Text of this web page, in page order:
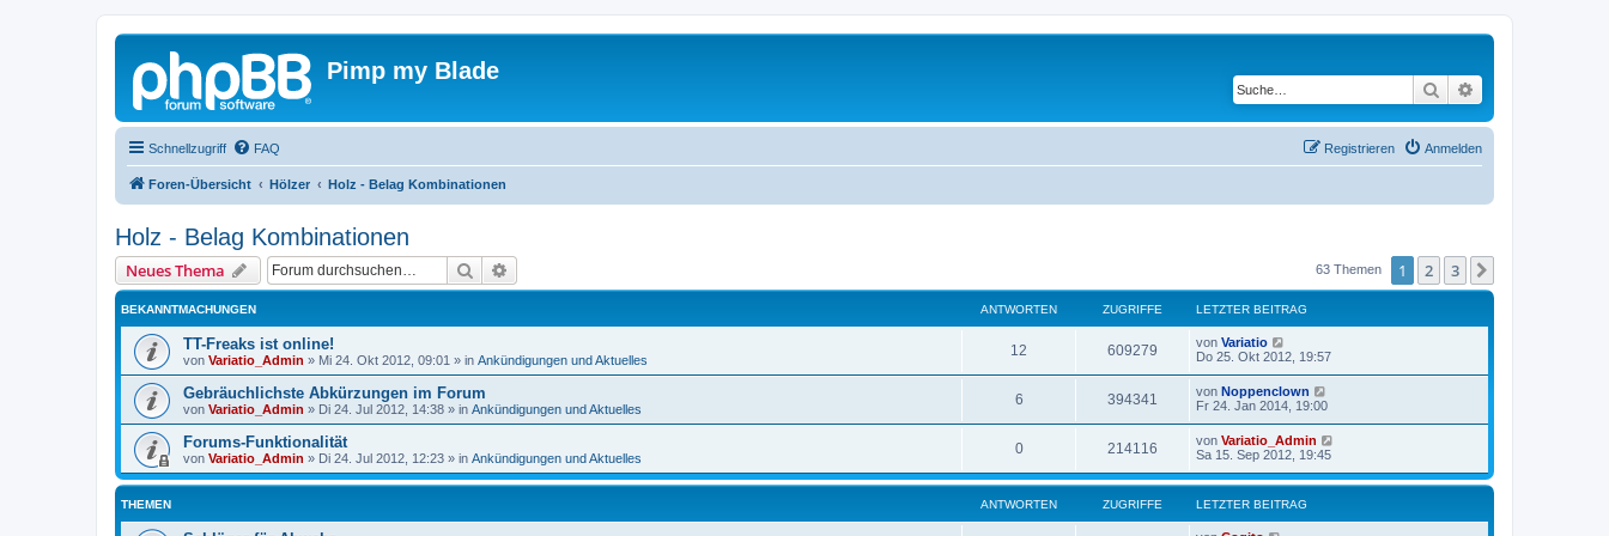
Pimp my Blade
Suche
Schnellzugriff FAQ Anmelden
Registrieren
Foren-Übersicht Hölzer Holz - Belag Kombinationen
Holz - Belag Kombinationen
Neues Thema Suche 63 Themen 1 2 3
BEKANNTMACHUNGEN ANTWORTEN ZUGRIFFE LETZTER BEITRAG
TT-Freaks ist online!
von Variatio_Admin » Mi 24. Okt 2012, 09:01 » in Ankündigungen und Aktuelles
12 609279 von Variatio
Do 25. Okt 2012, 19:57
Gebräuchlichste Abkürzungen im Forum
von Variatio_Admin » Di 24. Jul 2012, 14:38 » in Ankündigungen und Aktuelles
6 394341 von Noppenclown
Fr 24. Jan 2014, 19:00
Forums-Funktionalität
von Variatio_Admin » Di 24. Jul 2012, 12:23 » in Ankündigungen und Aktuelles
0 214116 von Variatio_Admin
Sa 15. Sep 2012, 19:45
THEMEN ANTWORTEN ZUGRIFFE LETZTER BEITRAG